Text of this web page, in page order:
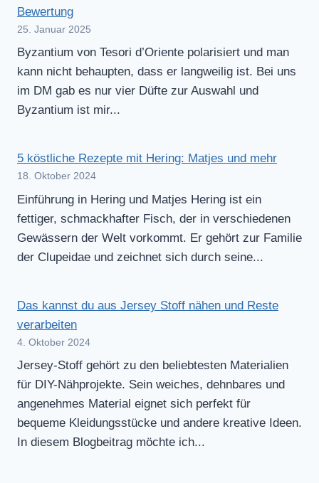
Bewertung
25. Januar 2025
Byzantium von Tesori d’Oriente polarisiert und man
kann nicht behaupten, dass er langweilig ist. Bei uns
im DM gab es nur vier Düfte zur Auswahl und
Byzantium ist mir...
5 köstliche Rezepte mit Hering: Matjes und mehr
18. Oktober 2024
Einführung in Hering und Matjes Hering ist ein
fettiger, schmackhafter Fisch, der in verschiedenen
Gewässern der Welt vorkommt. Er gehört zur Familie
der Clupeidae und zeichnet sich durch seine...
Das kannst du aus Jersey Stoff nähen und Reste
verarbeiten
4. Oktober 2024
Jersey-Stoff gehört zu den beliebtesten Materialien
für DIY-Nähprojekte. Sein weiches, dehnbares und
angenehmes Material eignet sich perfekt für
bequeme Kleidungsstücke und andere kreative Ideen.
In diesem Blogbeitrag möchte ich...